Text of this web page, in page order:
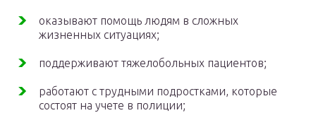
оказывают помощь людям в сложных
жизненных ситуациях;
поддерживают тяжелобольных пациентов;
работают с трудными подростками, которые
состоят на учете в полиции;